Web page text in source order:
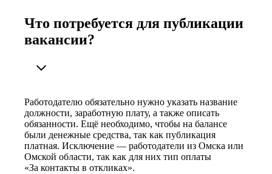
Что потребуется для публикации
вакансии?
Работодателю обязательно нужно указать название
должности, заработную плату, а также описать
обязанности. Ещё необходимо, чтобы на балансе
были денежные средства, так как публикация
платная. Исключение — работодатели из Омска или
Омской области, так как для них тип оплаты
«За контакты в откликах».